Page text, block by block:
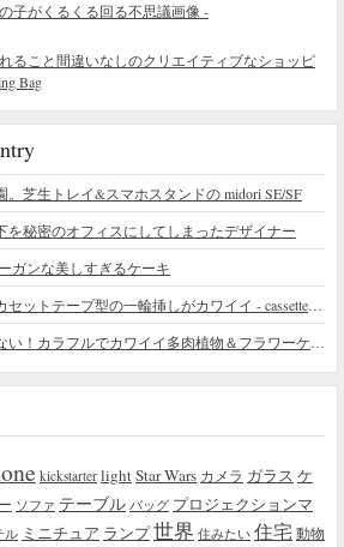
子がくるくる回る不思議画像 -
ること間違いなしのクリエイティブなショッピ
Bag
芝生トレイ&スマホスタンドの midori SE/SF
を秘密のオフィスにしてしまったデザイナー
ガンな美しすぎるケーキ
kickstarter lightStar Wars カメラ ガラス ケ
ソファ テーブル バッグ プロジェクションマ
ル ミニチュア ランプ世界 住みたい 住宅 動物